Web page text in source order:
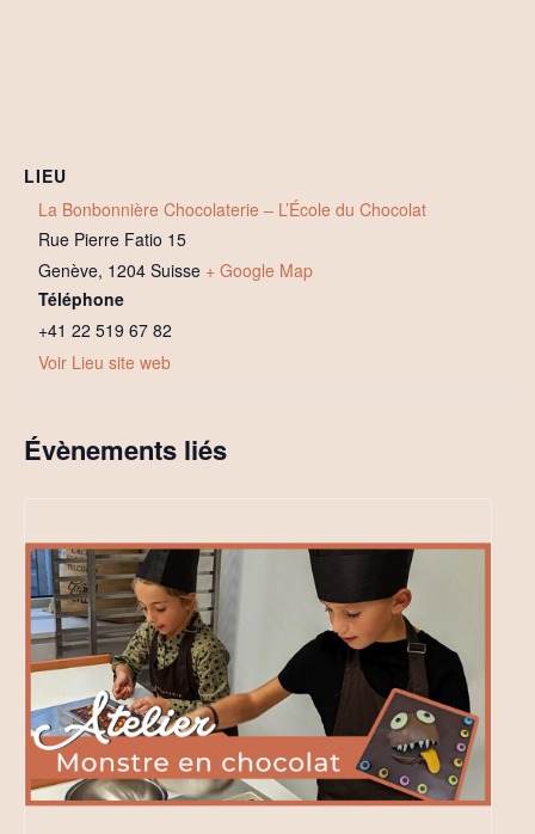
LIEU
La Bonbonnière Chocolaterie – L’École du Chocolat
Rue Pierre Fatio 15
Genève, 1204 Suisse + Google Map
Téléphone
+41 22 519 67 82
Voir Lieu site web
Évènements liés